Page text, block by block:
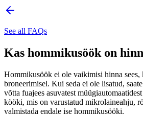
See all FAQs
Kas hommikusöök on
Hommikusöök ei ole vaikimisi hinna sees,
broneerimisel. Kui seda ei ole lisatud,
võtta fuajees asuvatest
kööki, mis on varustatud mikrolaineahju,
valmistada endale ise hommikusööki.